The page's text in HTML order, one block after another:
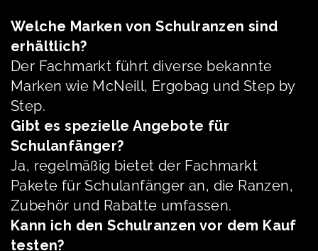
Welche Marken von Schulranzen sind
erhältlich?
Der Fachmarkt führt diverse bekannte
Marken wie McNeill, Ergobag und Step by
Step.
Gibt es spezielle Angebote für
Schulanfänger?
Ja, regelmäßig bietet der Fachmarkt
Pakete für Schulanfänger an, die Ranzen,
Zubehör und Rabatte umfassen.
Kann ich den Schulranzen vor dem Kauf
testen?